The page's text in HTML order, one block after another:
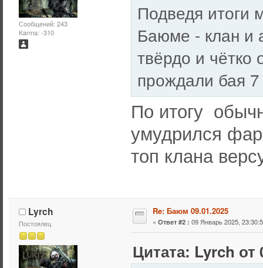
Сообщений: 243
Karma: -310
Подведя итоги
Баюме - клан и
твёрдо и чётко
прождали бая
По итогу
умудрился
топ клана
Lyrch
Постоялец
Re: Баюм 09.01.2025
« Ответ #2 : 09 Январь 2025,
Цитата: Lyrch от